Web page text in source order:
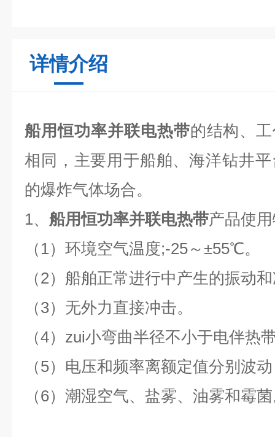
详情介绍
船用恒功率并联电热带的结构、
相同，主要用于船舶、海洋钻井
的爆炸气体场合。
1、 船用恒功率并联电热带产品使
（1）环境空气温度;-25～±55℃。
（2）船舶正常进行中产生的振动
（3）无外力直接冲击。
（4）zui小弯曲半径不小于电伴热
（5）电压和频率离额定值分别波
（6）潮湿空气、盐雾、油雾和霉